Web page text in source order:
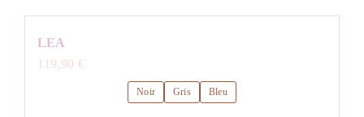
LEA
119,90 €
Noir Gris Bleu